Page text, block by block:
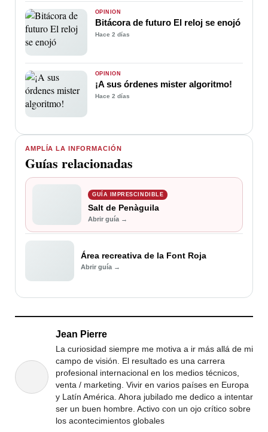
AMPLÍA LA INFORMACIÓN
Guías relacionadas
GUÍA IMPRESCINDIBLE
Salt de Penàguila
Abrir guía →
Área recreativa de la Font Roja
Abrir guía →
OPINIÓN
Bitácora de futuro El reloj se enojó
Hace 2 días
OPINIÓN
¡A sus órdenes mister algoritmo!
Hace 2 días
Jean Pierre
La curiosidad siempre me motiva a ir más allá de mi
campo de visión. El resultado es una carrera
profesional internacional en los medios técnicos,
venta / marketing. Vivir en varios países en Europa
y Latín América. Ahora jubilado me dedico a intentar
ser un buen hombre. Activo con un ojo crítico sobre
los acontecimientos globales